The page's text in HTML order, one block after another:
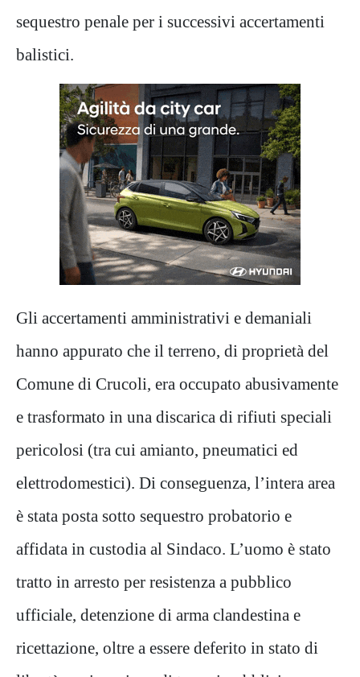
sequestro penale per i successivi accertamenti
balistici.
Gli accertamenti amministrativi e demaniali
hanno appurato che il terreno, di proprietà del
Comune di Crucoli, era occupato abusivamente
e trasformato in una discarica di rifiuti speciali
pericolosi (tra cui amianto, pneumatici ed
elettrodomestici). Di conseguenza, l’intera area
è stata posta sotto sequestro probatorio e
affidata in custodia al Sindaco. L’uomo è stato
tratto in arresto per resistenza a pubblico
ufficiale, detenzione di arma clandestina e
ricettazione, oltre a essere deferito in stato di